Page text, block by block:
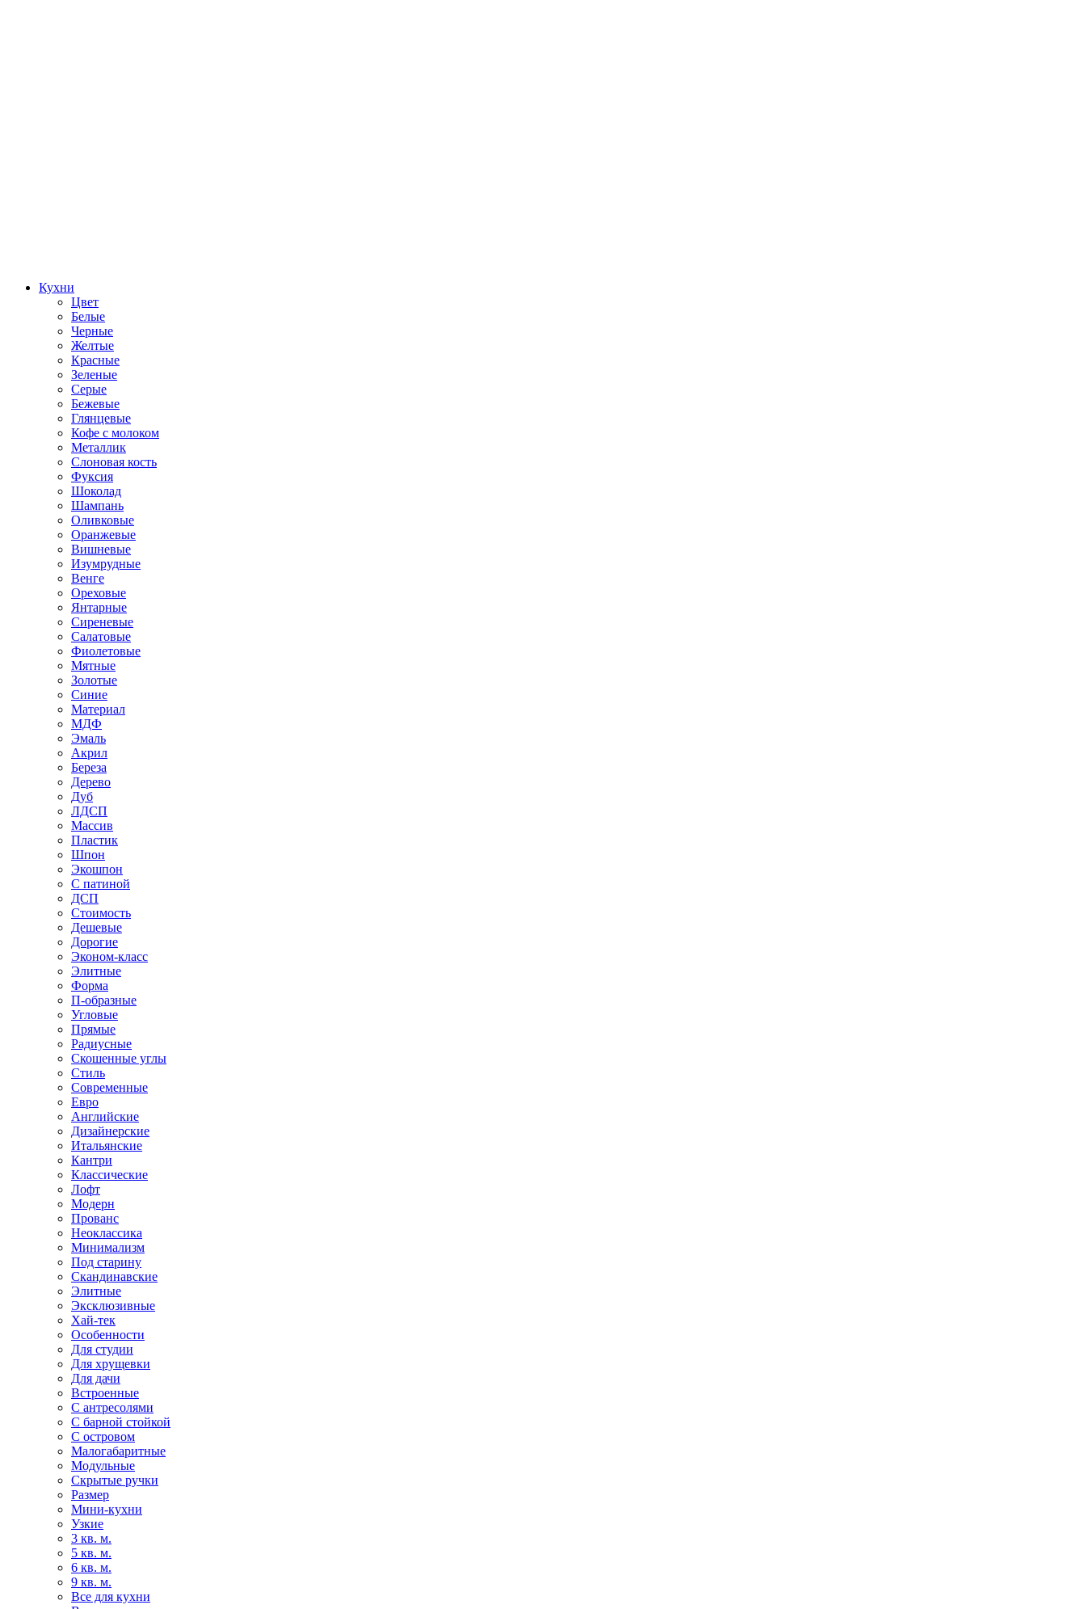
Кухни
Цвет
Белые
Черные
Желтые
Красные
Зеленые
Серые
Бежевые
Глянцевые
Кофе с молоком
Металлик
Слоновая кость
Фуксия
Шоколад
Шампань
Оливковые
Оранжевые
Вишневые
Изумрудные
Венге
Ореховые
Янтарные
Сиреневые
Салатовые
Фиолетовые
Мятные
Золотые
Синие
Материал
МДФ
Эмаль
Акрил
Береза
Дерево
Дуб
ЛДСП
Массив
Пластик
Шпон
Экошпон
С патиной
ДСП
Стоимость
Дешевые
Дорогие
Эконом-класс
Элитные
Форма
П-образные
Угловые
Прямые
Радиусные
Скошенные углы
Стиль
Современные
Евро
Английские
Дизайнерские
Итальянские
Кантри
Классические
Лофт
Модерн
Прованс
Неоклассика
Минимализм
Под старину
Скандинавские
Элитные
Эксклюзивные
Хай-тек
Особенности
Для студии
Для хрущевки
Для дачи
Встроенные
С антресолями
С барной стойкой
С островом
Малогабаритные
Модульные
Скрытые ручки
Размер
Мини-кухни
Узкие
3 кв. м.
5 кв. м.
6 кв. м.
9 кв. м.
Все для кухни